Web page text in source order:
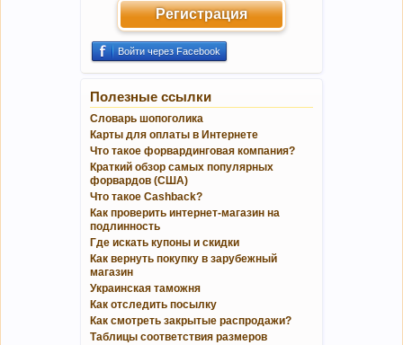
Регистрация
Войти через Facebook
Полезные ссылки
Словарь шопоголика
Карты для оплаты в Интернете
Что такое форвардинговая компания?
Краткий обзор самых популярных
форвардов (США)
Что такое Cashback?
Как проверить интернет-магазин на
подлинность
Где искать купоны и скидки
Как вернуть покупку в зарубежный
магазин
Украинская таможня
Как отследить посылку
Как смотреть закрытые распродажи?
Таблицы соответствия размеров